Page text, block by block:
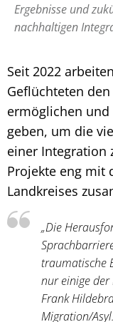
Ergebnisse und
nachhaltigen
Seit 2022
Geflüchteten
ermöglichen und
geben, um die
einer Integration
Projekte eng mit
Landkreises
„Die
traumatische
nur einige der
Frank
Migration/Asyl.